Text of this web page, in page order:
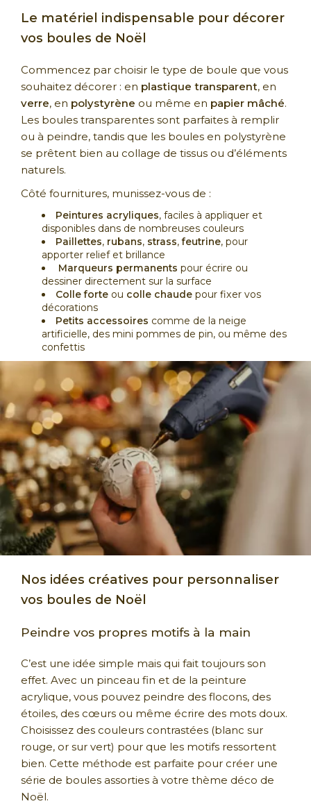
Le matériel indispensable pour décorer
vos boules de Noël
Commencez par choisir le type de boule que vous
souhaitez décorer : en plastique transparent, en
verre, en polystyrène ou même en papier mâché.
Les boules transparentes sont parfaites à remplir
ou à peindre, tandis que les boules en polystyrène
se prêtent bien au collage de tissus ou d’éléments
naturels.
Côté fournitures, munissez-vous de :
Peintures acryliques, faciles à appliquer et
disponibles dans de nombreuses couleurs
Paillettes, rubans, strass,feutrine, pour
apporter relief et brillance
Marqueurs permanents pour écrire ou
dessiner directement sur la surface
Colle forte ou colle chaude pour fixer vos
décorations
Petits accessoires comme de la neige
artificielle, des mini pommes de pin, ou même des
confettis
Nos idées créatives pour personnaliser
vos boules de Noël
Peindre vos propres motifs à la main
C’est une idée simple mais qui fait toujours son
effet. Avec un pinceau fin et de la peinture
acrylique, vous pouvez peindre des flocons, des
étoiles, des cœurs ou même écrire des mots doux.
Choisissez des couleurs contrastées (blanc sur
rouge, or sur vert) pour que les motifs ressortent
bien. Cette méthode est parfaite pour créer une
série de boules assorties à votre thème déco de
Noël.